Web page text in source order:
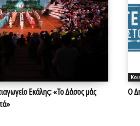
Εκάλης: «Το Δάσος μάς
Ο